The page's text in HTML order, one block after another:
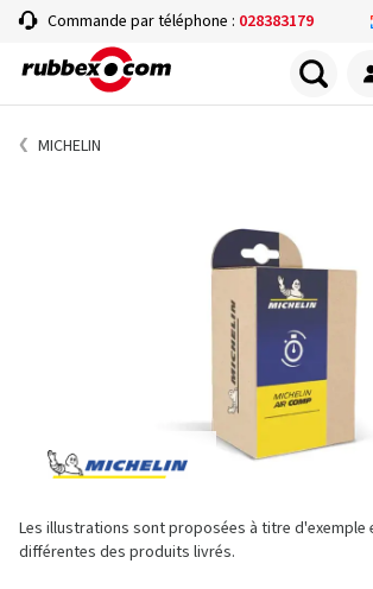
Commande par téléphone : 028383179
MICHELIN
Les illustrations sont proposées à titre d'exemple
différentes des produits livrés.